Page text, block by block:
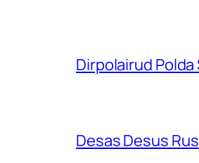
Dirpolairud Polda
Desas Desus